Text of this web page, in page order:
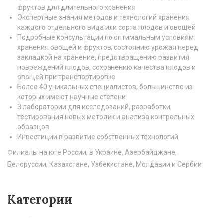
фруктов для длительного хранения
Экспертные знания методов и технологий хранения
каждого отдельного вида или сорта плодов и овощей
Подробные консультации по оптимальным условиям
хранения овощей и фруктов, состоянию урожая перед
закладкой на хранение, предотвращению развития
повреждений плодов, сохранению качества плодов и
овощей при транспортировке
Более 40 уникальных специалистов, большинство из
которых имеют научные степени
3 лаборатории для исследований, разработки,
тестирования новых методик и анализа контрольных
образцов
Инвестиции в развитие собственных технологий
Филиалы на юге России, в Украине, Азербайджане,
Белоруссии, Казахстане, Узбекистане, Молдавии и Сербии
Категории